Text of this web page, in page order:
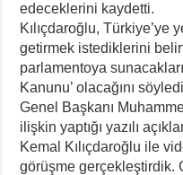
edeceklerini kaydetti.
Kılıçdaroğlu, Türkiye’ye
getirmek istediklerini
parlamentoya
Kanunu’ olacağını
Genel Başkanı
ilişkin yaptığı yazılı
Kemal Kılıçdaroğlu ile
görüşme gerçekleştirdik.